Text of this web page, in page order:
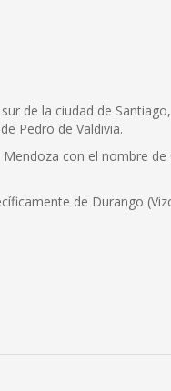
de la ciudad de
Pedro de Valdivia.
con el nombre de
de Durango